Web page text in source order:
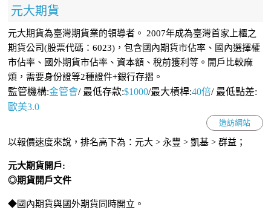
元大期貨
元大期貨為臺灣期貨業的領導者。 2007年成為臺灣首家上櫃之
期貨公司(股票代碼：6023)，包含國內期貨市佔率、國內選擇權
市佔率、國外期貨市佔率、資本額、稅前獲利等。開戶比較麻
煩，需要身份證等2種證件+銀行存摺。
監管機構:金管會/最低存款:$1000/最大槓桿:40倍/最低點差:
歐美3.0
造訪網站
以報價速度來說，排名高下為：元大 > 永豐 > 凱基 > 群益；
元大期貨開戶:
◎期貨開戶文件
◆國內期貨與國外期貨同時開立。